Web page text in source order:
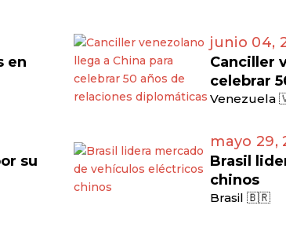
en
junio 04,
Canciller
celebrar
Venezuela
su
mayo 29,
Brasil
chinos
Brasil 🇧🇷